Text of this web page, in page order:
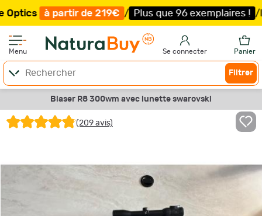
de 219€ / Plus que 96 exemplaires ! /Livraison
Menu Se connecter Panier
Filtrer
Blaser R8 300wm avec lunette swarovski
(209 avis)